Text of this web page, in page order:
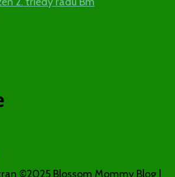
©2025 Blossom Mommy Blog |